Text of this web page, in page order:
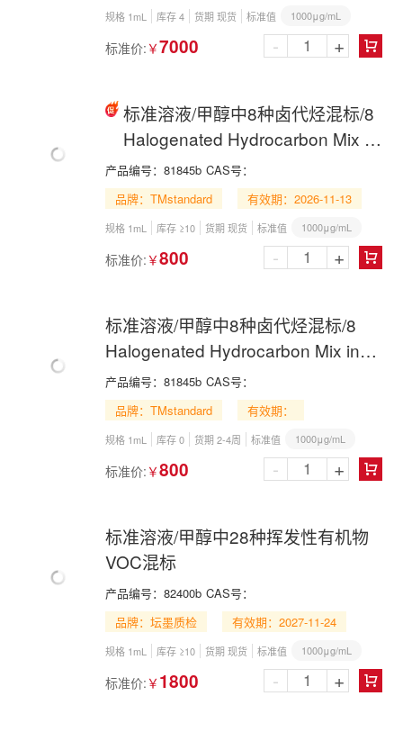
规格 1mL 库存 4 货期 现货 标准值 1000μg/mL
标准价: ￥7000 
- +
标准溶液/甲醇中8种卤代烃混标/8
Halogenated Hydrocarbon Mix in
Methanol
产品编号： 81845b CAS号：
品牌：TMstandard
有效期：2026-11-13
规格 1mL 库存 ≥10 货期 现货 标准值 1000μg/mL
标准价: ￥800 
- +
标准溶液/甲醇中8种卤代烃混标/8
Halogenated Hydrocarbon Mix in
Methanol
产品编号： 81845b CAS号：
品牌：TMstandard
有效期：
规格 1mL 库存 0 货期 2-4周 标准值 1000μg/mL
标准价: ￥800 
- +
标准溶液/甲醇中28种挥发性有机物
VOC混标
产品编号： 82400b CAS号：
品牌：坛墨质检
有效期：2027-11-24
规格 1mL 库存 ≥10 货期 现货 标准值 1000μg/mL
标准价: ￥ 1800 
- +